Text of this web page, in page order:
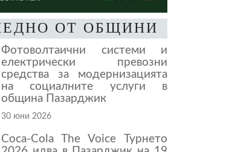
ОТ ОБЩИНИ
Фотоволтаични системи и
електрически превозни
средства за модернизацията
на социалните услуги в
община Пазарджик
30 юни 2026
Coca-Cola The Voice Турнето